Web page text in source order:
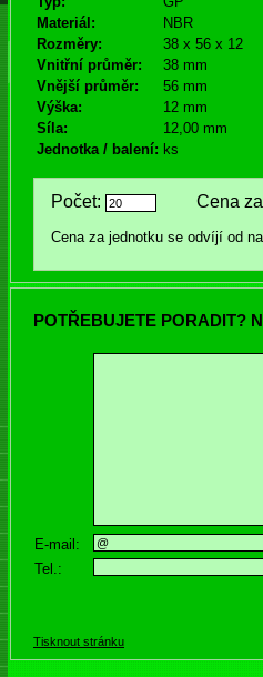
Materiál:
NBR
Rozměry:
38 x 56 x 12
Vnitřní průměr:
38 mm
Vnější průměr:
56 mm
Výška:
12 mm
Síla:
12,00 mm
Jednotka / balení: ks
Počet: Cena za
Cena za jednotku se odvíjí od
POTŘEBUJETE PORADIT?
E-mail:
Tel.:
Tisknout stránku